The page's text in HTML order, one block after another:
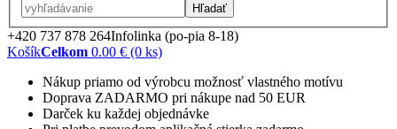
Hľadať
+420 737 878 264Infolinka (po-pia 8-18)
KošíkCelkom 0.00 € (0 ks)
Nákup priamo od výrobcu možnosť vlastného motívu
Doprava ZADARMO pri nákupe nad 50 EUR
Darček ku každej objednávke